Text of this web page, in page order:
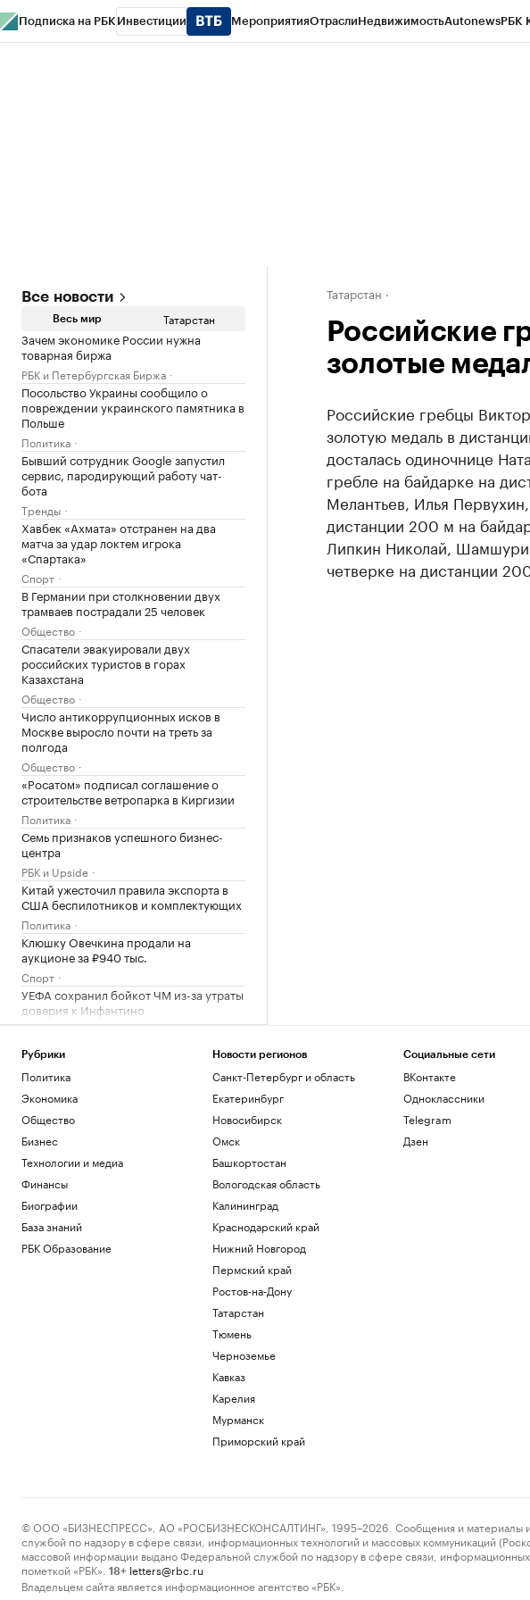
Подписка на РБК Инвестиции МероприятияОтраслиНедвижимостьAutonewsРБК
Все новости
Весь мир Татарстан
Зачем экономике России нужна
товарная биржа
РБК и Петербургская Биржа
Посольство Украины сообщило о
повреждении украинского памятника в
Польше
Политика
Бывший сотрудник Google запустил
сервис, пародирующий работу чат-
бота
Тренды
Хавбек «Ахмата» отстранен на два
матча за удар локтем игрока
«Спартака»
Спорт
В Германии при столкновении двух
трамваев пострадали 25 человек
Общество
Спасатели эвакуировали двух
российских туристов в горах
Казахстана
Общество
Число антикоррупционных исков в
Москве выросло почти на треть за
полгода
Общество
«Росатом» подписал соглашение о
строительстве ветропарка в Киргизии
Политика
Семь признаков успешного бизнес-
центра
РБК и Upside
Китай ужесточил правила экспорта в
США беспилотников и комплектующих
Политика
Клюшку Овечкина продали на
аукционе за ₽940 тыс.
Спорт
УЕФА сохранил бойкот ЧМ из-за утраты
доверия к Инфантино
Спорт
В каких регионах ослабили меры по
бензину. Карта и актуальная ситуация
Подписка на РБК
В Wildberries рассказали, как
предпринимателям подтвердить ущерб
от атак
Бизнес
В бизнес-центре «Адмирал» в Южном
порту залит первый куб бетона
Пресс-релиз
Военная операция на Украине. Главное
Политика
«Билайн» расширил транспортную сеть
В Армении назвали необоснованными
ограничения на экспорт в Россию
нежелательным фонд Human Rights
Татарстан
Российские
золотые
Российские гребцы
золотую медаль в
досталась одиночнице
гребле на байдарке на
Мелантьев, Илья
дистанции 200 м на
Липкин Николай,
четверке на дистанции
Рубрики
Политика
Экономика
Общество
Бизнес
Технологии и медиа
Финансы
Биографии
База знаний
РБК Образование
Новости регионов
Санкт-Петербург и область
Екатеринбург
Новосибирск
Омск
Башкортостан
Вологодская область
Калининград
Краснодарский край
Нижний Новгород
Пермский край
Ростов-на-Дону
Татарстан
Тюмень
Черноземье
Кавказ
Карелия
Мурманск
Приморский край
Социальные сети
ВКонтакте
Одноклассники
Telegram
Дзен
© ООО «БИЗНЕСПРЕСС», АО «РОСБИЗНЕСКОНСАЛТИНГ», 1995–2026. Сообщения и материалы
службой по надзору в сфере связи, информационных технологий и массовых коммуникаций
массовой информации выдано Федеральной службой по надзору в сфере связи,
пометкой «РБК».
18+ letters@rbc.ru
Владельцем сайта является информационное агентство «РБК».